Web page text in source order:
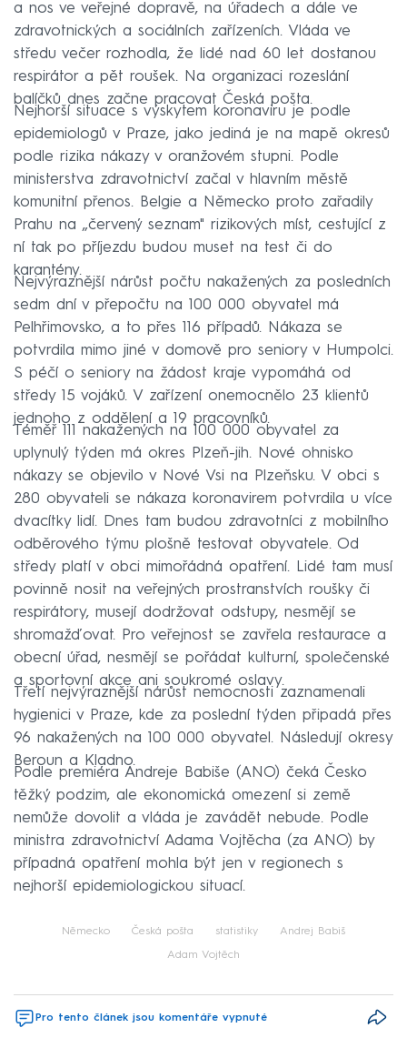
a nos ve veřejné dopravě, na úřadech a dále ve
zdravotnických a sociálních zařízeních. Vláda ve
středu večer rozhodla, že lidé nad 60 let dostanou
respirátor a pět roušek. Na organizaci rozeslání
balíčků dnes začne pracovat Česká pošta.
Nejhorší situace s výskytem koronaviru je podle
epidemiologů v Praze, jako jediná je na mapě okresů
podle rizika nákazy v oranžovém stupni. Podle
ministerstva zdravotnictví začal v hlavním městě
komunitní přenos. Belgie a Německo proto zařadily
Prahu na „červený seznam" rizikových míst, cestující z
ní tak po příjezdu budou muset na test či do
karantény.
Nejvýraznější nárůst počtu nakažených za posledních
sedm dní v přepočtu na 100 000 obyvatel má
Pelhřimovsko, a to přes 116 případů. Nákaza se
potvrdila mimo jiné v domově pro seniory v Humpolci.
S péčí o seniory na žádost kraje vypomáhá od
středy 15 vojáků. V zařízení onemocnělo 23 klientů
jednoho z oddělení a 19 pracovníků.
Téměř 111 nakažených na 100 000 obyvatel za
uplynulý týden má okres Plzeň-jih. Nové ohnisko
nákazy se objevilo v Nové Vsi na Plzeňsku. V obci s
280 obyvateli se nákaza koronavirem potvrdila u více
dvacítky lidí. Dnes tam budou zdravotníci z mobilního
odběrového týmu plošně testovat obyvatele. Od
středy platí v obci mimořádná opatření. Lidé tam musí
povinně nosit na veřejných prostranstvích roušky či
respirátory, musejí dodržovat odstupy, nesmějí se
shromažďovat. Pro veřejnost se zavřela restaurace a
obecní úřad, nesmějí se pořádat kulturní, společenské
a sportovní akce ani soukromé oslavy.
Třetí nejvýraznější nárůst nemocnosti zaznamenali
hygienici v Praze, kde za poslední týden připadá přes
96 nakažených na 100 000 obyvatel. Následují okresy
Beroun a Kladno.
Podle premiéra Andreje Babiše (ANO) čeká Česko
těžký podzim, ale ekonomická omezení si země
nemůže dovolit a vláda je zavádět nebude. Podle
ministra zdravotnictví Adama Vojtěcha (za ANO) by
případná opatření mohla být jen v regionech s
nejhorší epidemiologickou situací.
Německo Česká pošta statistiky Andrej Babiš
Adam Vojtěch
Pro tento článek jsou komentáře vypnuté